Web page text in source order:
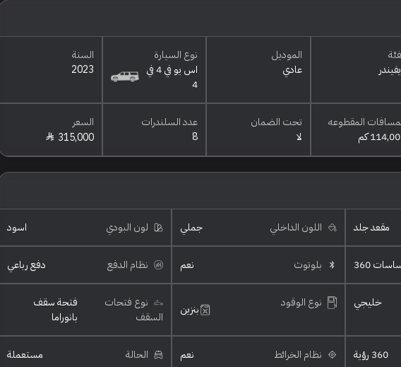
الموديل
عادي
نوع السيارة
اس يو في 4 في
4
السنة
2023
المقطوعه
كم
تحت الضمان
لا
عدد السلندرات
8
السعر
315,000
مقعد جلد اللون الداخلي جملي لون البودي اسود
360 بلوتوث نعم نظام الدفع دفع رباعي
خليجي نوع الوقود بنزين
نوع فتحات
السقف
فتحة سقف
بانوراما
360 رؤية نظام الخرائط نعم الحالة مستعملة